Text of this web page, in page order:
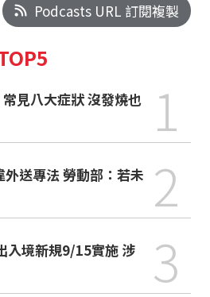
Podcasts URL 訂閱複製
1
送專法 勞動部：若未 2
入境新規9/15實施 涉
3